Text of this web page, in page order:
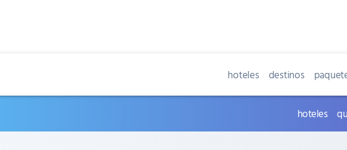
hoteles destinos
hoteles